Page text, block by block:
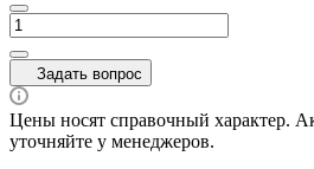
Задать вопрос
Цены носят справочный характер.
уточняйте у менеджеров.